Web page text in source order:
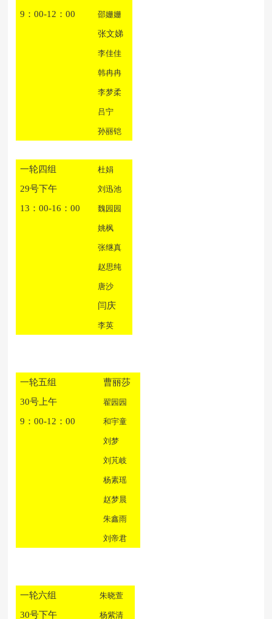
9：00-12：00 邵姗姗
张文娣
李佳佳
韩冉冉
李梦柔
吕宁
孙丽铠
一轮四组 杜娟
29号下午 刘迅池
13：00-16：00 魏园园
姚枫
张继真
赵思纯
唐沙
闫庆
李英
一轮五组
曹丽莎
30号上午
翟园园
9：00-12：00 和宇童
刘梦
刘芃岐
杨素瑶
赵梦晨
朱鑫雨
刘帝君
一轮六组 朱晓萱
30号下午 杨紫清